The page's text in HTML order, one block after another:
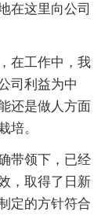
在这里向公司
在工作中，我
司利益为中
还是做人方面
培。
带领下，已经
，取得了日新
定的方针符合